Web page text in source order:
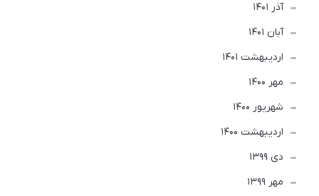
آذر 1401
آبان 1401
ارديبهشت 1401
مهر 1400
شهریور 1400
ارديبهشت 1400
دی 1399
مهر 1399